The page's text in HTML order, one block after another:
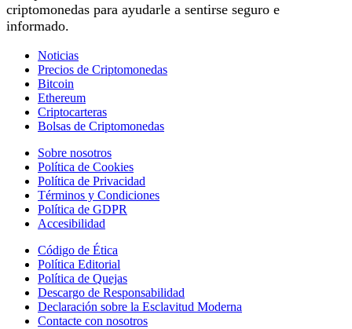
criptomonedas para ayudarle a sentirse seguro e
informado.
Noticias
Precios de Criptomonedas
Bitcoin
Ethereum
Criptocarteras
Bolsas de Criptomonedas
Sobre nosotros
Política de Cookies
Política de Privacidad
Términos y Condiciones
Política de GDPR
Accesibilidad
Código de Ética
Política Editorial
Política de Quejas
Descargo de Responsabilidad
Declaración sobre la Esclavitud Moderna
Contacte con nosotros